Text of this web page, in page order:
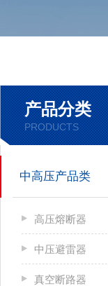
产品分类
PRODUCTS
中高压产品类
高压熔断器
中压避雷器
真空断路器